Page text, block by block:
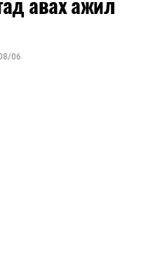
цэвэр ашиг нь 1.9
РБК мэдээлсэн байна.
хэрэгт холбоотой
авах ажил
06